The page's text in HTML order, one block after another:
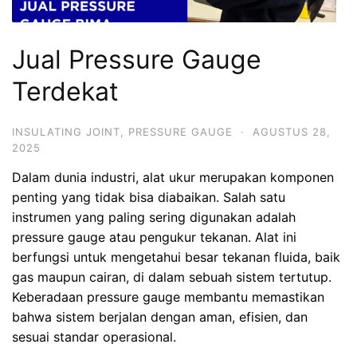
Jual Pressure Gauge
Terdekat
INSULATING JOINT PRESSURE GAUGE ·
AGUSTUS 28,
2025
Dalam dunia industri, alat ukur merupakan komponen
penting yang tidak bisa diabaikan. Salah satu
instrumen yang paling sering digunakan adalah
pressure gauge atau pengukur tekanan. Alat ini
berfungsi untuk mengetahui besar tekanan fluida, baik
gas maupun cairan, di dalam sebuah sistem tertutup.
Keberadaan pressure gauge membantu memastikan
bahwa sistem berjalan dengan aman, efisien, dan
sesuai standar operasional.